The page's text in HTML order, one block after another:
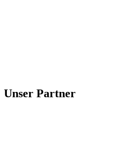
Unser Partner